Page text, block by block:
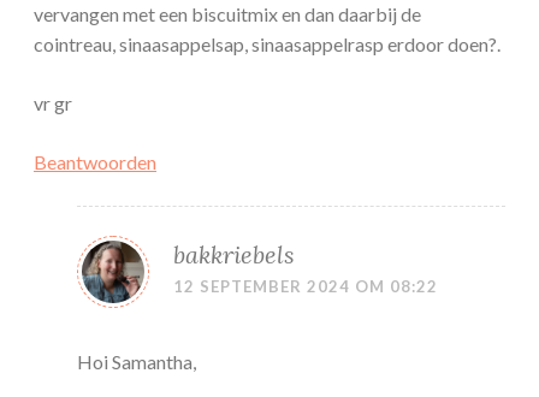
vervangen met een biscuitmix en dan daarbij de
cointreau, sinaasappelsap, sinaasappelrasp erdoor doen?.
vr gr
Beantwoorden
bakkriebels
12 SEPTEMBER 2024 OM 08:22
Hoi Samantha,